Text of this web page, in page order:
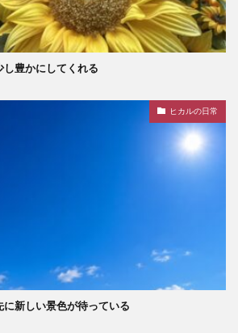
豊かにしてくれる
ヒカルの日常
新しい景色が待っている